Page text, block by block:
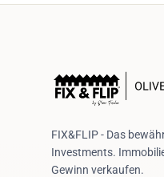
FIX&FLIP - Das
Investments.
Gewinn verkaufen.